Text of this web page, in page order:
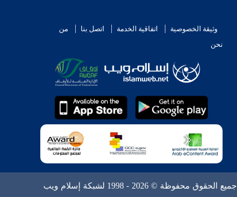
وثيقة الخصوصية اتفاقية الخدمة اتصل بنا
من
نحن
جميع الحقوق محفوظة © 2026 - 1998 لشبكة إسلام ويب